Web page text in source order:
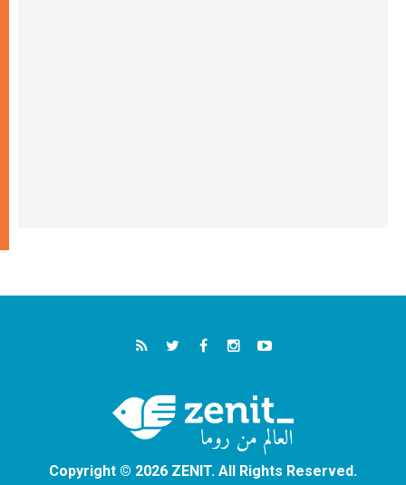
Copyright © 2026 ZENIT. All Rights Reserved.